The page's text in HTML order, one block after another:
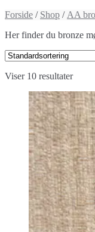
Forside / Shop / AA
Her finder du bronze
Viser 10 resultater